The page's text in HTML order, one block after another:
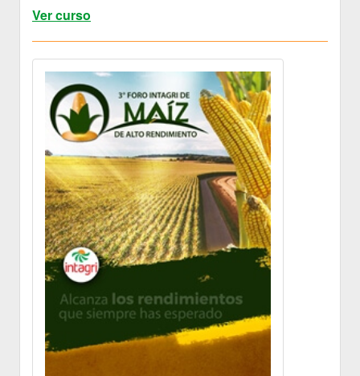
Ver curso